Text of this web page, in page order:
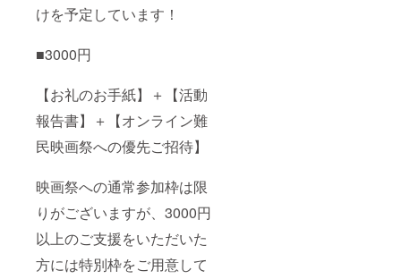
けを予定しています！
■3000円
【お礼のお手紙】＋【活動
報告書】＋【オンライン難
民映画祭への優先ご招待】
映画祭への通常参加枠は限
りがございますが、3000円
以上のご支援をいただいた
方には特別枠をご用意して